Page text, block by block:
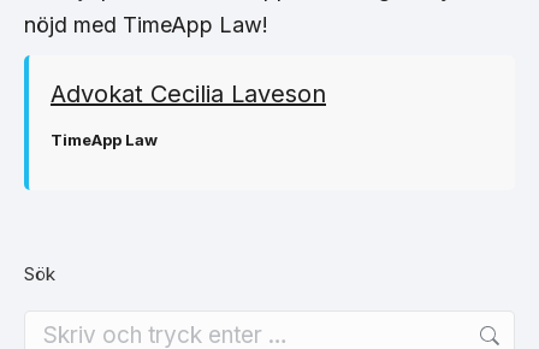
nöjd med TimeApp Law!
Advokat Cecilia Laveson
TimeApp Law
Sök